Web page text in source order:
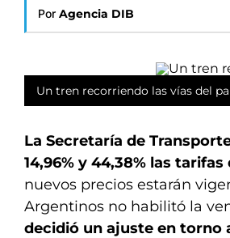
Por Agencia DIB
Un tren recorriendo las vías del
La Secretaría de
14,96% y 44,38% las
nuevos precios estarán
Argentinos no habilitó la
decidió un ajuste en torno